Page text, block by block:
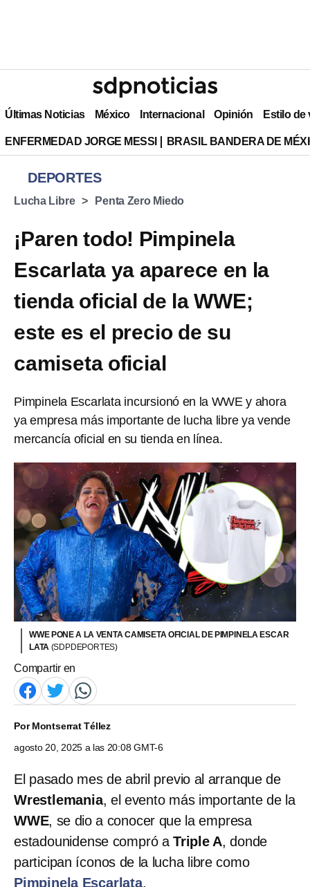
Últimas Noticias México Internacional Opinión Estilo de
ENFERMEDAD JORGE MESSI BRASIL BANDERA DE
DEPORTES
Lucha Libre Penta Zero Miedo
¡Paren todo! Pimpinela
Escarlata ya aparece en la
tienda oficial de la WWE;
este es el precio de su
camiseta oficial
Pimpinela Escarlata incursionó en la WWE y ahora
ya empresa más importante de lucha libre ya vende
mercancía oficial en su tienda en línea.
WWE PONE A LA VENTA CAMISETA OFICIAL DE PIMPINELA ESCAR
LATA (SDPDEPORTES)
Compartir en
PorMontserrat Téllez
agosto 20, 2025 a las 20:08 GMT-6
El pasado mes de abril previo al arranque de
Wrestlemania, el evento más importante de la
WWE, se dio a conocer que la empresa
estadounidense compró aTriple A, donde
participan íconos de la lucha libre como
Pimpinela Escarlata.